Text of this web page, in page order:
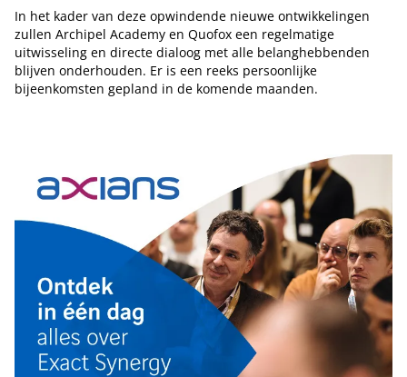
In het kader van deze opwindende nieuwe ontwikkelingen
zullen Archipel Academy en Quofox een regelmatige
uitwisseling en directe dialoog met alle belanghebbenden
blijven onderhouden. Er is een reeks persoonlijke
bijeenkomsten gepland in de komende maanden.